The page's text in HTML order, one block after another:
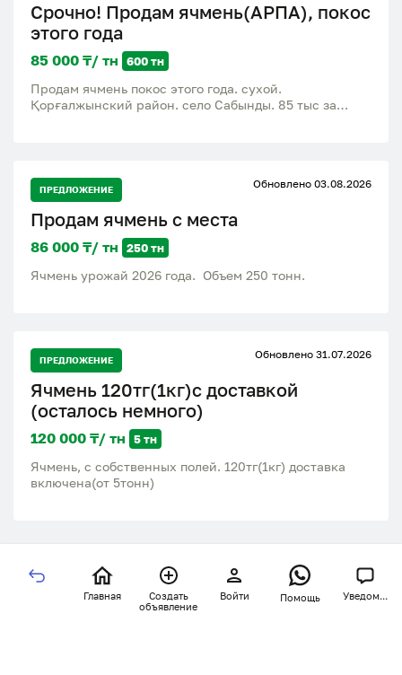
Срочно! Продам ячмень(АРПА), покос
этого года
85 000 ₸/ тн 600 тн
Продам ячмень покос этого года. сухой.
Қорғалжынский район. село Сабынды. 85 тыс за
ПРЕДЛОЖЕНИЕ Обновлено 03.08.2026
Продам ячмень с места
86 000 ₸/ тн 250 тн
Ячмень урожай 2026 года. Объем 250 тонн.
ПРЕДЛОЖЕНИЕ Обновлено 31.07.2026
Ячмень 120тг(1кг)с доставкой
(осталось немного)
120 000 ₸/ тн 5 тн
Ячмень, с собственных полей. 120тг(1кг) доставка
включена(от 5тонн)
Главная
Создать
объявление
Войти Помощь Уведом...